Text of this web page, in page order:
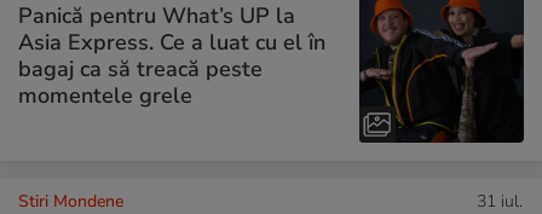
Panică pentru What’s UP la
Asia Express. Ce a luat cu el în
bagaj ca să treacă peste
momentele grele
Stiri Mondene 31 iul.